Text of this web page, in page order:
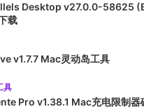
Desktop v27.0.0-58625
载
v1.7.7 Mac灵动岛工具
具
Pro v1.38.1 Mac充电限制器